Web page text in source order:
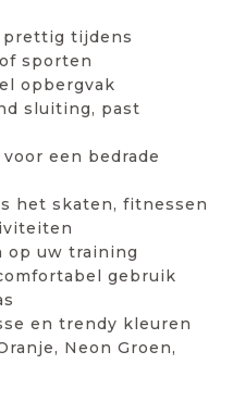
prettig tijdens
sporten
opbergvak
sluiting, past
een bedrade
het skaten, fitnessen
op uw training
gebruik
en trendy kleuren
Neon Groen,